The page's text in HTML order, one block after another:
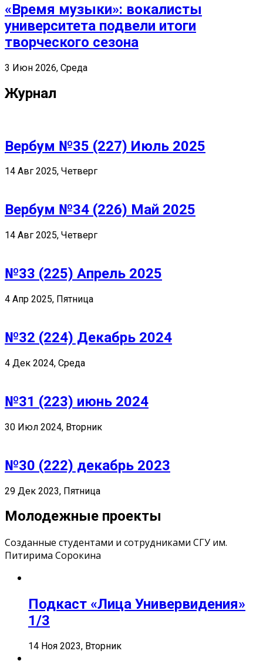
«Время музыки»: вокалисты
университета подвели итоги
творческого сезона
3 Июн 2026, Среда
Журнал
Вербум №35 (227) Июль 2025
14 Авг 2025, Четверг
Вербум №34 (226) Май 2025
14 Авг 2025, Четверг
№33 (225) Апрель 2025
4 Апр 2025, Пятница
№32 (224) Декабрь 2024
4 Дек 2024, Среда
№31 (223) июнь 2024
30 Июл 2024, Вторник
№30 (222) декабрь 2023
29 Дек 2023, Пятница
Молодежные проекты
Созданные студентами и сотрудниками СГУ им.
Питирима Сорокина
Подкаст «Лица Универвидения»
1/3
14 Ноя 2023, Вторник